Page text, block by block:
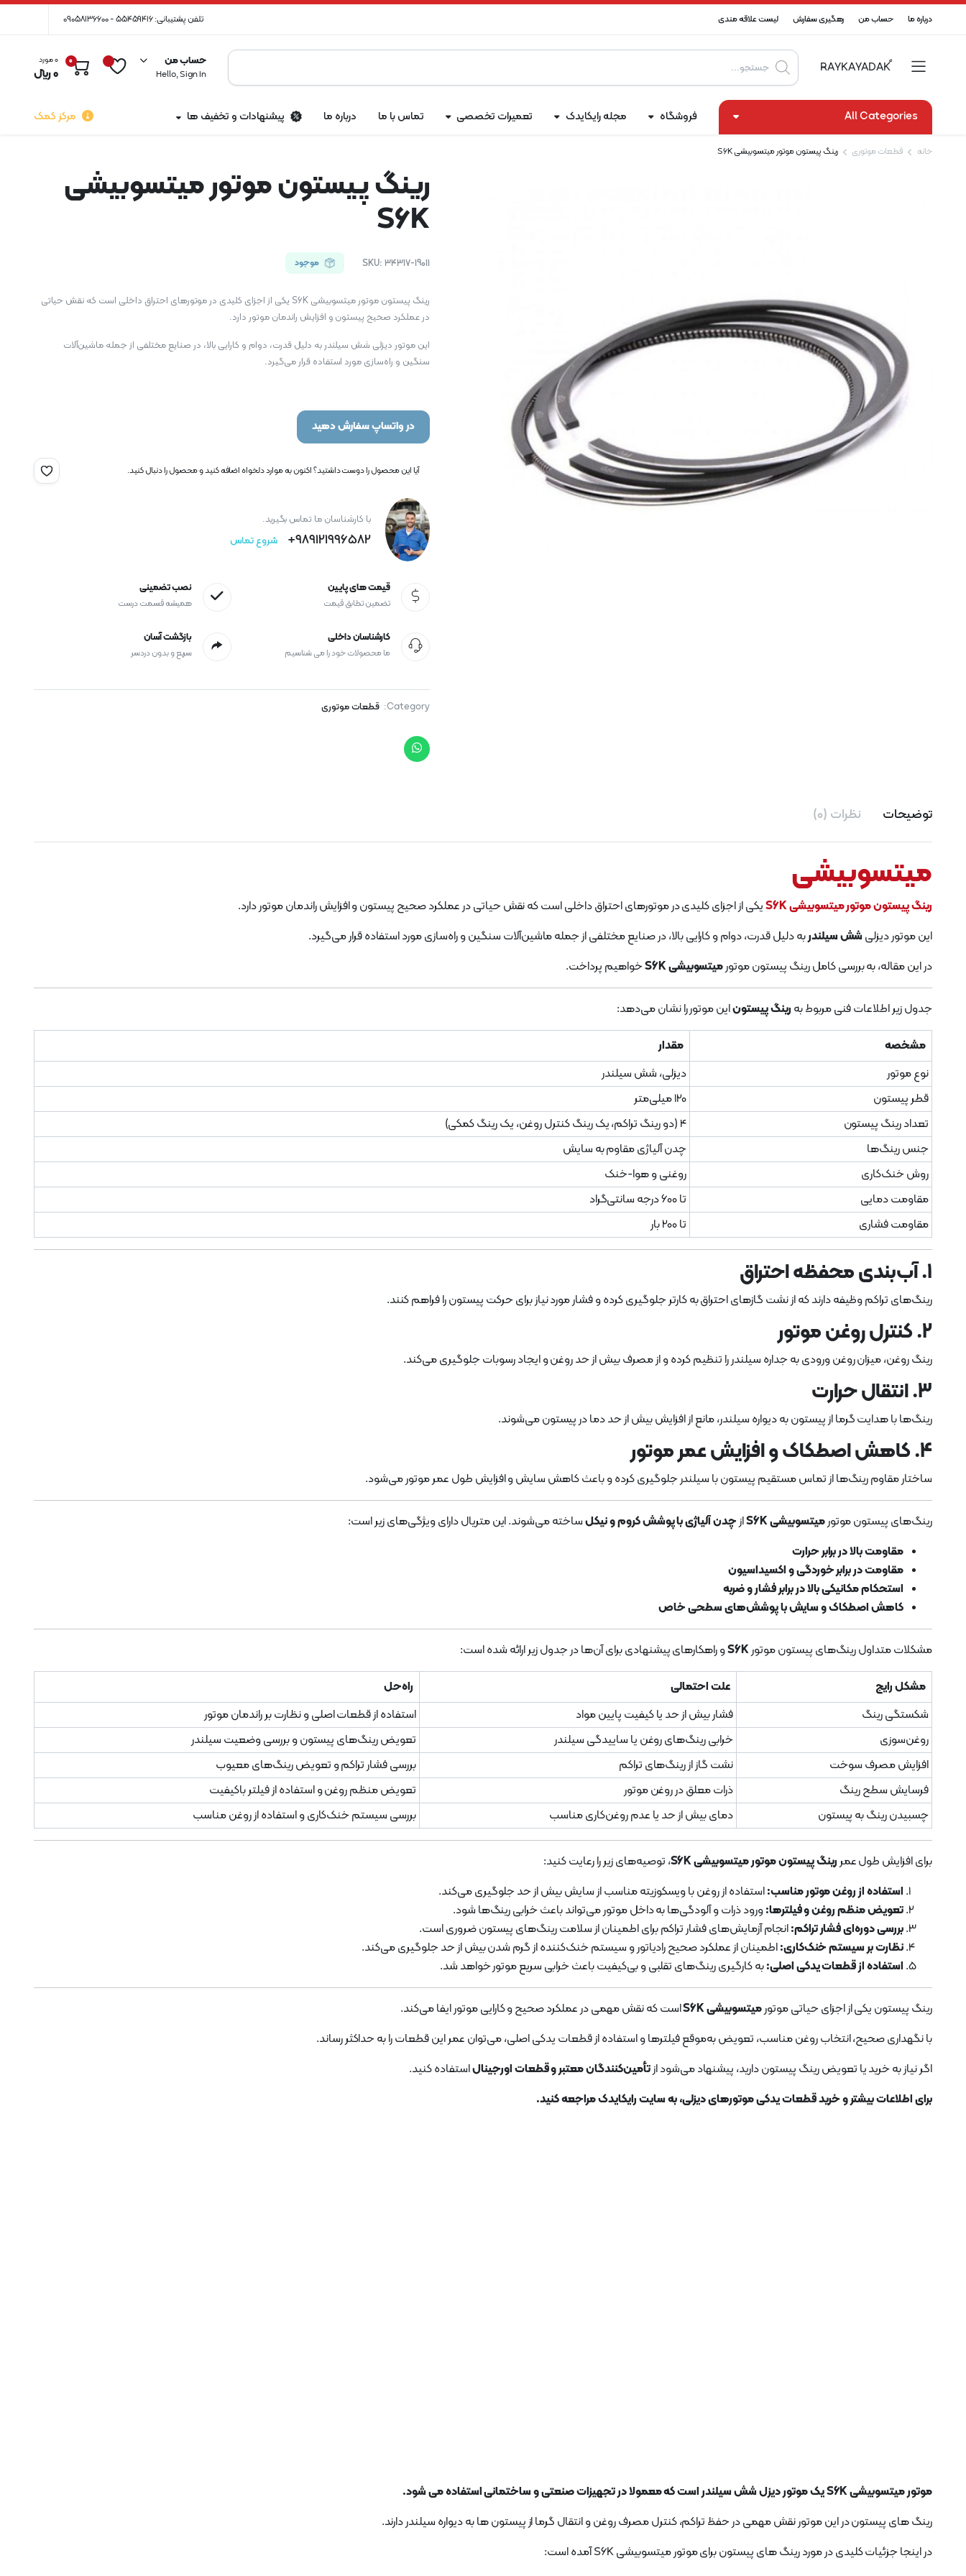
درباره ما حساب من رهگیری سفارش لیست علاقه مندی تلفن پشتیبانی: 55459416 - 09058136600
Products
search
حساب من
Hello, Sign In
0 0 مورد
0﷼
All Categories فروشگاه مجله رایکایدک تعمیرات تخصصی تماس با ما درباره ما پیشنهادات و تخفیف ها مرکز کمک
خانه قطعات موتوری رینگ پیستون موتور میتسوبیشی S6K
رینگ پیستون موتور میتسوبیشی
S6K
SKU: 34317-19011 موجود
رینگ پیستون موتور میتسوبیشی S6K یکی از اجزای کلیدی در موتورهای احتراق داخلی است که نقش حیاتی
در عملکرد صحیح پیستون و افزایش راندمان موتور دارد.
این موتور دیزلی شش سیلندر به دلیل قدرت، دوام و کارایی بالا، در صنایع مختلفی از جمله ماشین‌آلات
سنگین و راه‌سازی مورد استفاده قرار می‌گیرد.
در واتساپ سفارش دهید
آیا این محصول را دوست داشتید؟ اکنون به موارد دلخواه اضافه کنید و محصول را دنبال کنید.
با کارشناسان ما تماس بگیرید.
989121996582+ شروع تماس
قیمت های پایین
تضمین تطابق قیمت
نصب تضمینی
همیشه قسمت درست
کارشناسان داخلی
ما محصولات خود را می شناسیم
بازگشت آسان
سریع و بدون دردسر
Category: قطعات موتوری
توضیحات نظرات (0)
میتسوبیشی
رینگ پیستون موتور میتسوبیشی S6K
یکی از اجزای کلیدی در موتورهای احتراق داخلی است که نقش حیاتی در عملکرد صحیح پیستون و افزایش راندمان موتور دارد.
این موتور دیزلی شش سیلندربه دلیل قدرت، دوام و کارایی بالا، در صنایع مختلفی از جمله ماشین‌آلات سنگین و راه‌سازی مورد استفاده قرار می‌گیرد.
در این مقاله، به بررسی کامل رینگ پیستون موتورمیتسوبیشی S6K خواهیم پرداخت.
جدول زیر اطلاعات فنی مربوط به رینگ پیستوناین موتور را نشان می‌دهد:
مشخصه
مقدار
نوع موتور
دیزلی، شش سیلندر
قطر پیستون
120 میلی‌متر
تعداد رینگ پیستون
4 (دو رینگ تراکم، یک رینگ کنترل روغن، یک رینگ کمکی)
جنس رینگ‌ها
چدن آلیاژی مقاوم به سایش
روش خنک‌کاری
روغنی و هوا-خنک
مقاومت دمایی
تا 600 درجه سانتی‌گراد
مقاومت فشاری
تا 200 بار
1. آب‌بندی محفظه احتراق
رینگ‌های تراکم وظیفه دارند که از نشت گازهای احتراق به کارتر جلوگیری کرده و فشار مورد نیاز برای حرکت پیستون را فراهم کنند.
2. کنترل روغن موتور
رینگ روغن، میزان روغن ورودی به جداره سیلندر را تنظیم کرده و از مصرف بیش از حد روغن و ایجاد رسوبات جلوگیری می‌کند.
3. انتقال حرارت
رینگ‌ها با هدایت گرما از پیستون به دیواره سیلندر، مانع از افزایش بیش از حد دما در پیستون می‌شوند.
4. کاهش اصطکاک و افزایش عمر موتور
ساختار مقاوم رینگ‌ها از تماس مستقیم پیستون با سیلندر جلوگیری کرده و باعث کاهش سایش و افزایش طول عمر موتور می‌شود.
رینگ‌های پیستون موتورمیتسوبیشی S6K از چدن آلیاژی با پوشش کروم و نیکلساخته می‌شوند. این متریال دارای ویژگی‌های زیر است:
مقاومت بالا در برابر حرارت
مقاومت در برابر خوردگی و اکسیداسیون
استحکام مکانیکی بالا در برابر فشار و ضربه
کاهش اصطکاک و سایش با پوشش‌های سطحی خاص
مشکلات متداول رینگ‌های پیستون موتورS6Kو راهکارهای پیشنهادی برای آن‌ها در جدول زیر ارائه شده است:
مشکل رایج علت احتمالی
راه‌حل
شکستگی رینگ
فشار بیش از حد یا کیفیت پایین مواد
استفاده از قطعات اصلی و نظارت بر راندمان موتور
روغن‌سوزی
خرابی رینگ‌های روغن یا ساییدگی سیلندر
تعویض رینگ‌های پیستون و بررسی وضعیت سیلندر
افزایش مصرف سوخت
نشت گاز از رینگ‌های تراکم
بررسی فشار تراکم و تعویض رینگ‌های معیوب
فرسایش سطح رینگ
ذرات معلق در روغن موتور
تعویض منظم روغن و استفاده از فیلتر باکیفیت
چسبیدن رینگ به پیستون
دمای بیش از حد یا عدم روغن‌کاری مناسب بررسی سیستم خنک‌کاری و استفاده از روغن مناسب
برای افزایش طول عمر رینگ پیستون موتور میتسوبیشی S6K
، توصیه‌های زیر را رعایت کنید:
استفاده از روغن موتور مناسب:استفاده از روغن با ویسکوزیته مناسب از سایش بیش از حد جلوگیری می‌کند.
تعویض منظم روغن و فیلترها:ورود ذرات و آلودگی‌ها به داخل موتور می‌تواند باعث خرابی رینگ‌ها شود.
بررسی دوره‌ای فشار تراکم:انجام آزمایش‌های فشار تراکم برای اطمینان از سلامت رینگ‌های پیستون ضروری است.
نظارت بر سیستم خنک‌کاری:اطمینان از عملکرد صحیح رادیاتور و سیستم خنک‌کننده از گرم شدن بیش از حد جلوگیری می‌کند.
استفاده از قطعات یدکی اصلی:به کارگیری رینگ‌های تقلبی و بی‌کیفیت باعث خرابی سریع موتور خواهد شد.
رینگ پیستون یکی از اجزای حیاتی موتورمیتسوبیشی S6K
است که نقش مهمی در عملکرد صحیح و کارایی موتور ایفا می‌کند.
با نگهداری صحیح، انتخاب روغن مناسب، تعویض به‌موقع فیلترها و استفاده از قطعات یدکی اصلی، می‌توان عمر این قطعات را به حداکثر رساند.
اگر نیاز به خرید یا تعویض رینگ پیستون دارید، پیشنهاد می‌شود ازتأمین‌کنندگان معتبر و قطعات اورجینالاستفاده کنید.
برای اطلاعات بیشتر و خرید قطعات یدکی موتورهای دیزلی، به سایت رایکایدک مراجعه کنید.
موتور میتسوبیشی S6K یک موتور دیزل شش سیلندر است که معمولا در تجهیزات صنعتی و ساختمانی استفاده می شود.
رینگ های پیستون در این موتور نقش مهمی در حفظ تراکم، کنترل مصرف روغن و انتقال گرما از پیستون ها به دیواره سیلندر دارند.
در اینجا جزئیات کلیدی در مورد رینگ های پیستون برای موتور میتسوبیشی S6K آمده است: